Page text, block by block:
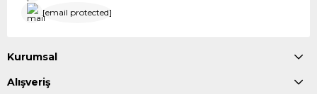
[email protected]
Kurumsal
Alışveriş